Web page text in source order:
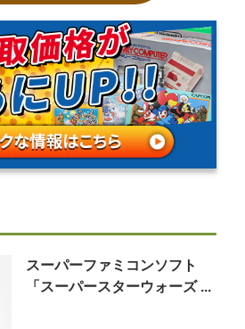
スーパーファミコンソフト
「スーパースターウォーズ ...